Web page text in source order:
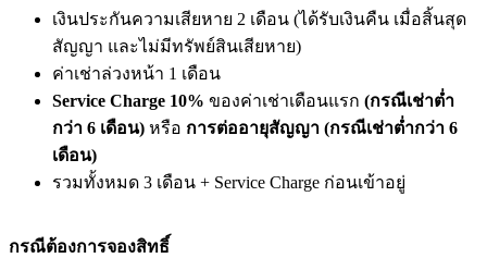
เงินประกันความเสียหาย 2 เดือน (ได้รับเงินคืน เมื่อสิ้นสุด
สัญญา และไม่มีทรัพย์สินเสียหาย)
ค่าเช่าล่วงหน้า 1 เดือน
Service Charge 10% ของค่าเช่าเดือนแรก (กรณีเช่าต่ำ
กว่า 6 เดือน) หรือ การต่ออายุสัญญา (กรณีเช่าต่ำกว่า 6
เดือน)
รวมทั้งหมด 3 เดือน + Service Charge ก่อนเข้าอยู่
กรณีต้องการจองสิทธิ์